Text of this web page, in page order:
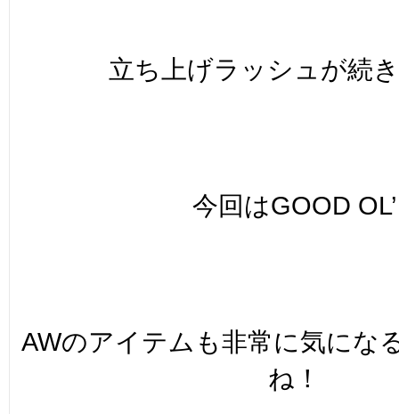
立ち上げラッシュが続
今回はGOOD OL’
AWのアイテムも非常に気にな
ね！